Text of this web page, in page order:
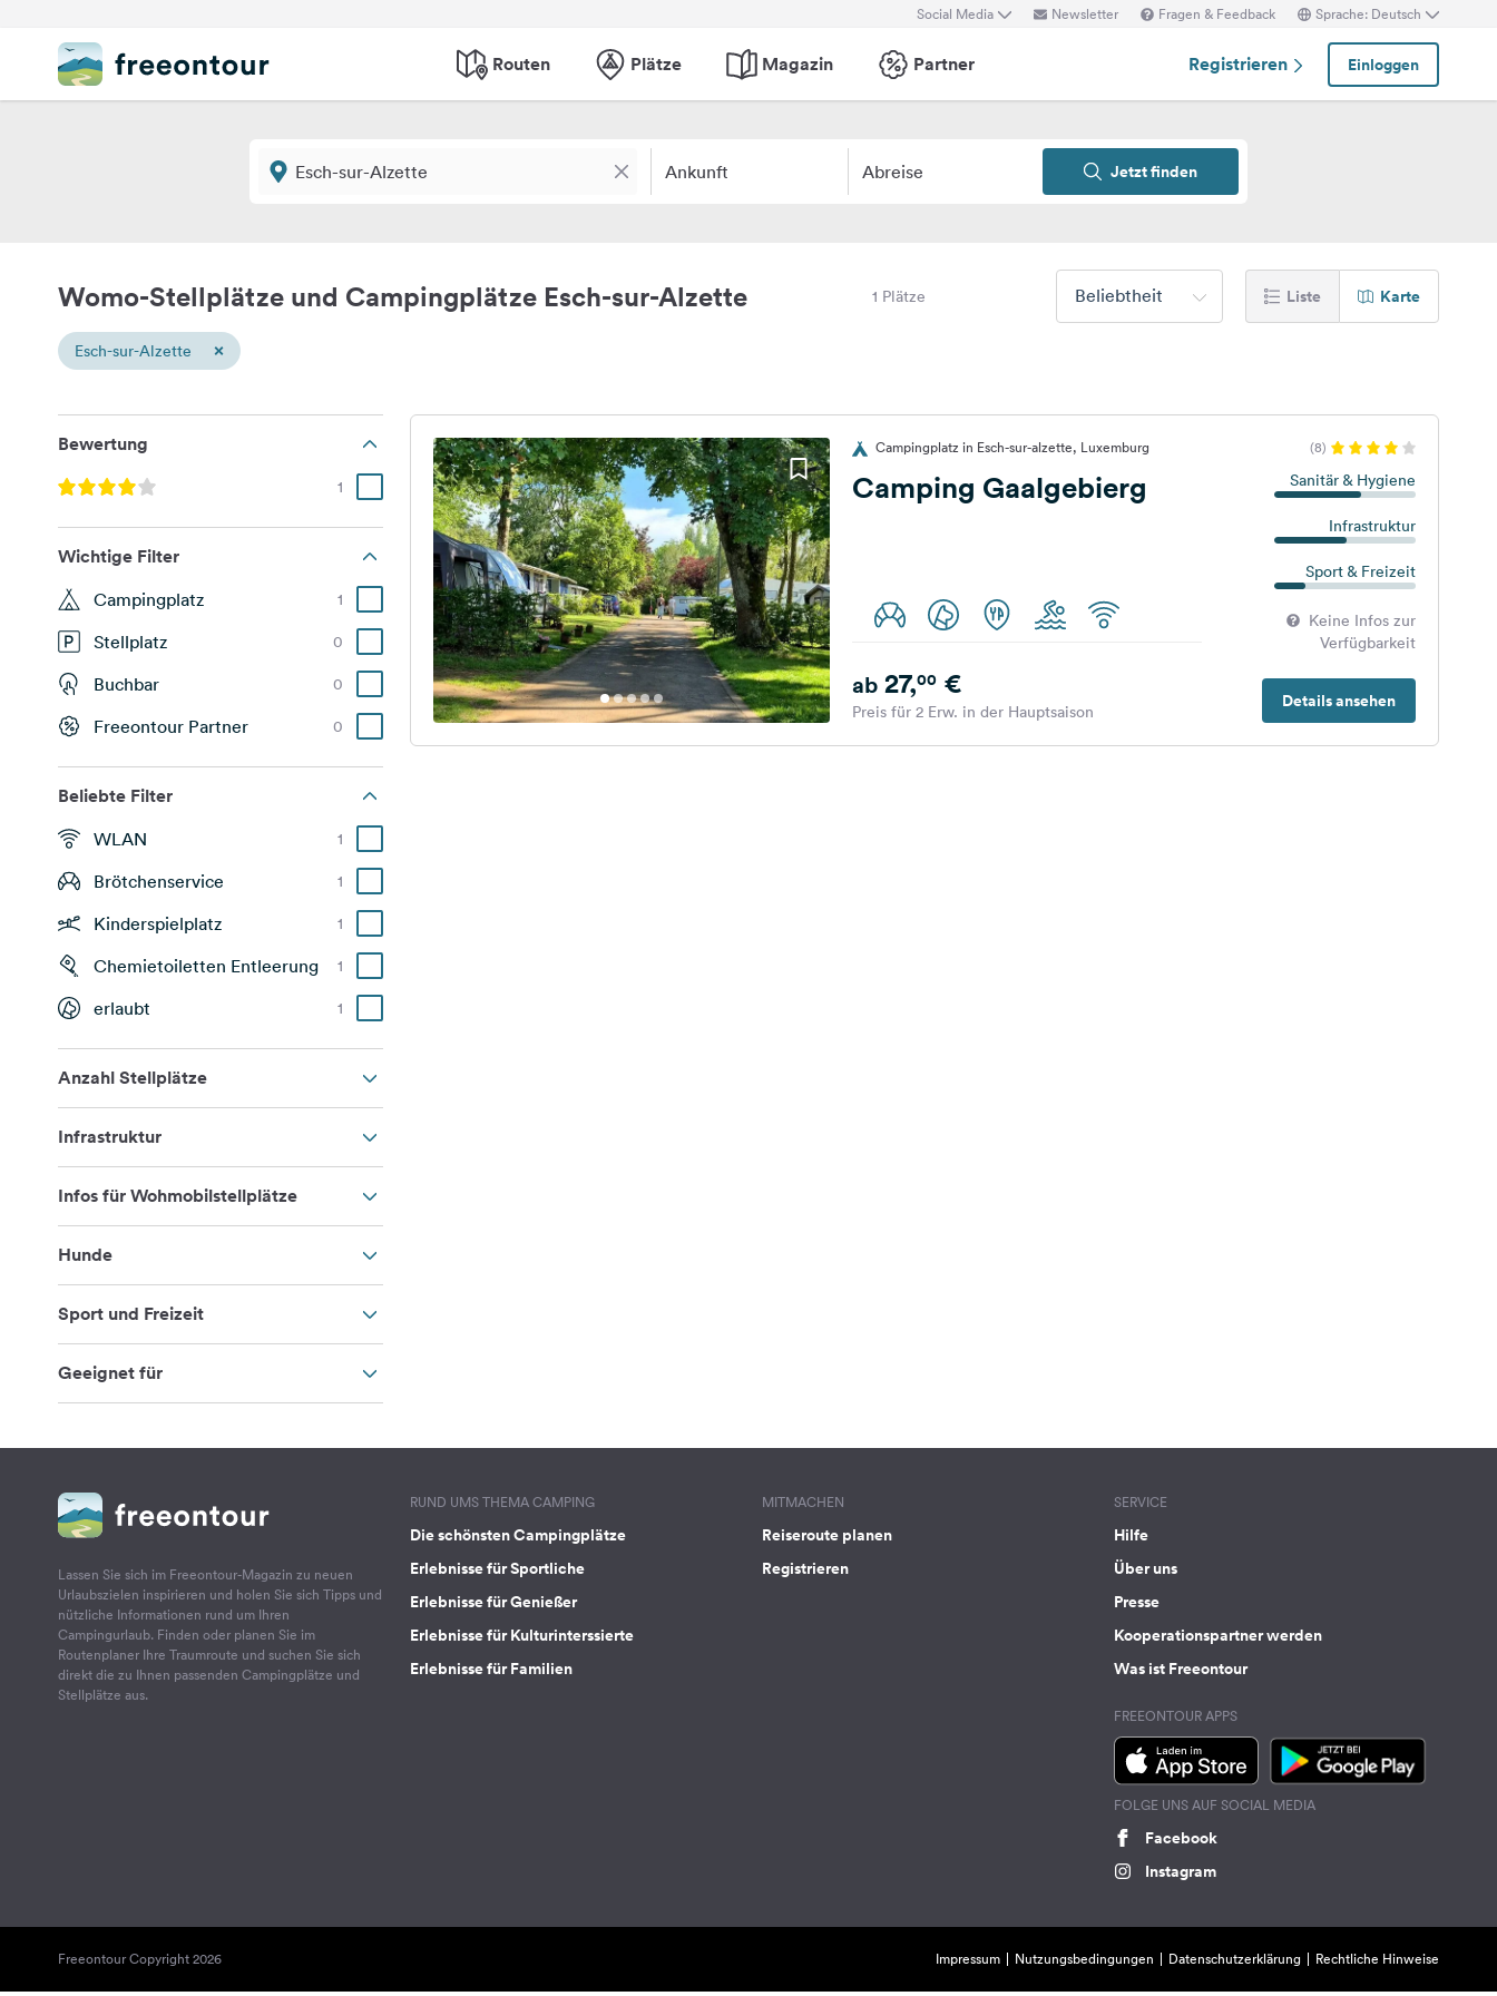
Social Media Newsletter Fragen & Feedback Sprache: Deutsch
Routen Plätze Magazin Partner Registrieren Einloggen
Ankunft Abreise Jetzt finden
Womo-Stellplätze und Campingplätze Esch-sur-Alzette 1 Plätze Beliebtheit Liste Karte
Esch-sur-Alzette ×
Bewertung
1
Wichtige Filter
Campingplatz 1
Stellplatz 0
Buchbar 0
Freeontour Partner 0
Beliebte Filter
WLAN 1
Brötchenservice 1
Kinderspielplatz 1
Chemietoiletten Entleerung 1
erlaubt 1
Anzahl Stellplätze
Infrastruktur
Infos für Wohmobilstellplätze
Hunde
Sport und Freizeit
Geeignet für
Campingplatz in Esch-sur-alzette, Luxemburg (8)
Camping Gaalgebierg Sanitär & Hygiene
Infrastruktur
Sport & Freizeit
Keine Infos zur
Verfügbarkeit
Details ansehen
ab27,00€
Preis für 2 Erw. in der Hauptsaison
Lassen Sie sich im Freeontour-Magazin zu neuen
Urlaubszielen inspirieren und holen Sie sich Tipps und
nützliche Informationen rund um Ihren
Campingurlaub. Finden oder planen Sie im
Routenplaner Ihre Traumroute und suchen Sie sich
direkt die zu Ihnen passenden Campingplätze und
Stellplätze aus.
RUND UMS THEMA CAMPING
Die schönsten Campingplätze
Erlebnisse für Sportliche
Erlebnisse für Genießer
Erlebnisse für Kulturinterssierte
Erlebnisse für Familien
MITMACHEN
Reiseroute planen
Registrieren
SERVICE
Hilfe
Über uns
Presse
Kooperationspartner werden
Was ist Freeontour
FREEONTOUR APPS
FOLGE UNS AUF SOCIAL MEDIA
Facebook
Instagram
Freeontour Copyright 2026 Impressum Nutzungsbedingungen Datenschutzerklärung Rechtliche Hinweise